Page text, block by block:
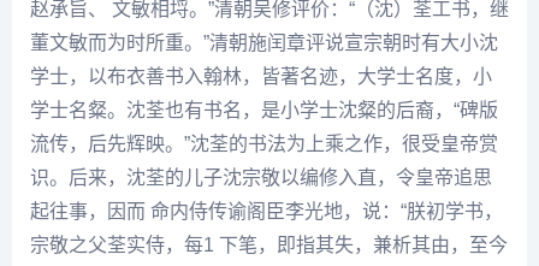
赵承旨、 文敏相埒。”清朝吴修评价：“（沈）荃工书，继
董文敏而为时所重。”清朝施闰章评说宣宗朝时有大小沈
学士，以布衣善书入翰林，皆著名迹，大学士名度，小
学士名粲。沈荃也有书名，是小学士沈粲的后裔，“碑版
流传，后先辉映。”沈荃的书法为上乘之作，很受皇帝赏
识。后来，沈荃的儿子沈宗敬以编修入直，令皇帝追思
起往事，因而 命内侍传谕阁臣李光地，说：“朕初学书，
宗敬之父荃实侍，每1 下笔，即指其失，兼析其由，至今